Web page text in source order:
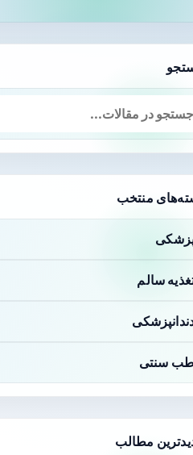
منتخب
سالم
سنتی
مطالب